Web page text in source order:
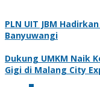
PLN UIT JBM
Banyuwangi
Dukung UMKM Naik
Gigi di Malang City